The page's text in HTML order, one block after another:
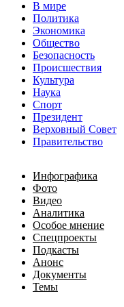
В мире
Политика
Экономика
Общество
Безопасность
Происшествия
Культура
Наука
Спорт
Президент
Верховный Совет
Правительство
Инфографика
Фото
Видео
Аналитика
Особое мнение
Спецпроекты
Подкасты
Анонс
Документы
Темы